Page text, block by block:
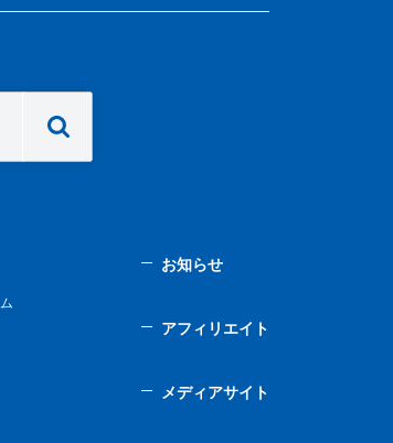
お知らせ
アフィリエイト
メディアサイト